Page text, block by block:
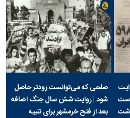
۵۹۸ | روایت
صلحی که می‌توانست زودتر حاصل
شود | روایت شش سال جنگ اضافه
بعد از فتح خرمشهر برای تنبیه